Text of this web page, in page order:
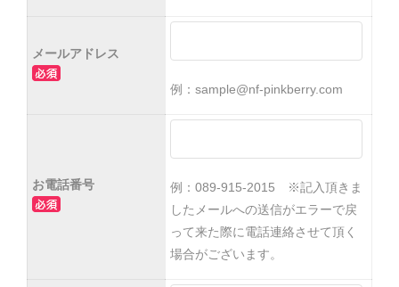
メールアドレス
例：sample@nf-pinkberry.com
お電話番号
例：089-915-2015 ※記入頂きま
したメールへの送信がエラーで戻
って来た際に電話連絡させて頂く
場合がございます。